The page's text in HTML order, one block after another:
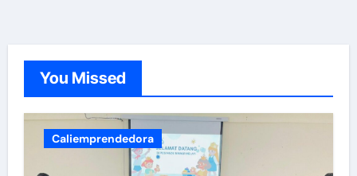
You Missed
Caliemprendedora